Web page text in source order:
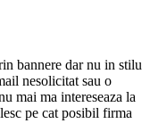
bannere dar nu in stilu
nesolicitat sau o
mai ma intereseaza la
pe cat posibil firma